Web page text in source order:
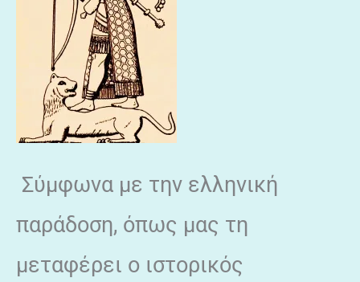
Σύμφωνα με την ελληνική
παράδοση, όπως μας τη
μεταφέρει ο ιστορικός